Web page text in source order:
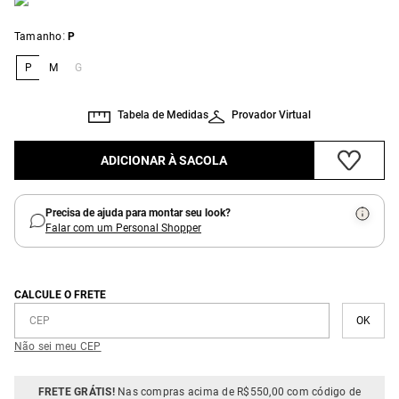
Tamanho: P
P M G
Provador Virtual
Tabela de Medidas
ADICIONAR À SACOLA
Precisa de ajuda para montar seu look?
Falar com um Personal Shopper
CALCULE O FRETE
Não sei meu CEP
FRETE GRÁTIS!Nas compras acima de R$550,00 com código de